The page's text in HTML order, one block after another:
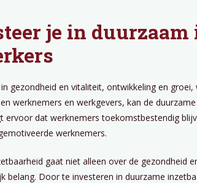
je in duurzaam
gezondheid en vitaliteit, ontwikkeling en
werknemers en werkgevers, kan de
ervoor dat werknemers toekomstbestendig
werknemers.
gaat niet alleen over de gezondheid
belang. Door te investeren in duurzame